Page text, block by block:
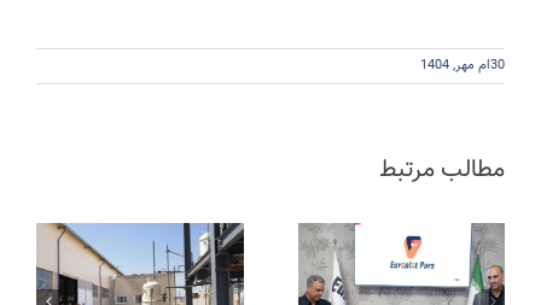
30ام مهر, 1404
مطالب مرتبط